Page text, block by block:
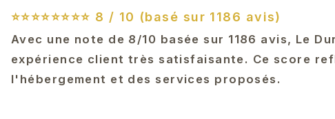
⭐⭐⭐⭐⭐⭐⭐⭐ 8 / 10 (basé sur 1186 avis)
Avec une note de 8/10 basée sur 1186 avis, Le
expérience client très satisfaisante. Ce score
l'hébergement et des services proposés.